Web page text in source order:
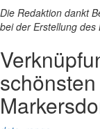
Die Redaktion dankt
bei der Erstellung des